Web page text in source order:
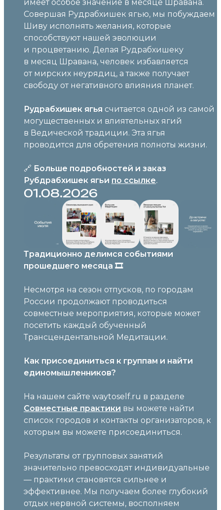
имеет особое значение в месяце Шравана.
Совершая Рудрабхишек ягью, мы побуждаем
Шиву исполнять желания, которые
способствуют нашей эволюции
и процветанию. Делая Рудрабхишеку
в месяц Шравана, человек избавляется
от мирских неурядиц, а также получает
свободу от негативного влияния планет.
Рудрабхишек ягья считается одной из самой
могущественных и влиятельных ягий
в Ведической традиции. Эта ягья
проводится для обретения полноты жизни.
🔗 Больше подробностей и заказ
Рубдрабхишек ягьи по ссылке.
01.08.2026
Традиционно делимся событиями
прошедшего месяца 🎞️
Несмотря на сезон отпусков, по городам
России продолжают проводиться
совместные мероприятия, которые может
посетить каждый обученный
Трансцендентальной Медитации.
Как присоединиться к группам и найти
единомышленников?
На нашем сайте waytoself.ru в разделе
Совместные практики вы можете найти
список городов и контакты организаторов, к
которым вы можете присоединиться.
Результаты от групповых занятий
значительно превосходят индивидуальные
— практики становятся сильнее и
эффективнее. Мы получаем более глубокий
отдых нервной системы, восполняем